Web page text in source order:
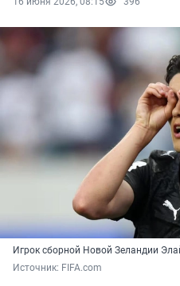
Игрок сборной Новой Зеландии
Источник: FIFA.com